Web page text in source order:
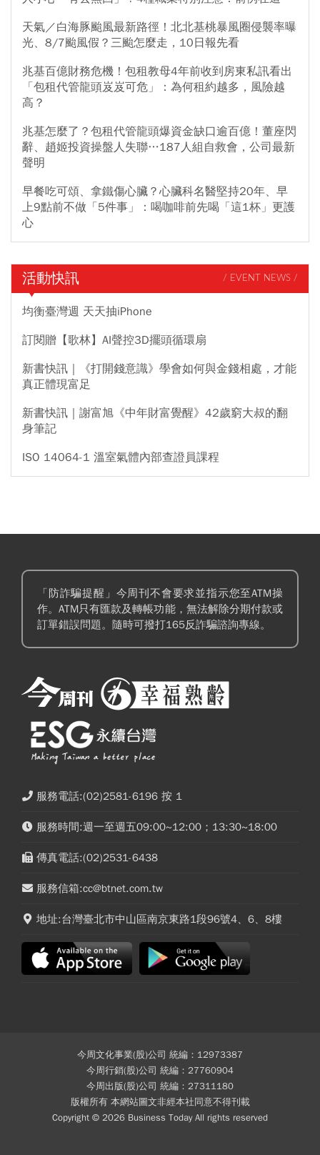
天氣／白海豚颱風最新路徑！北北基桃暴風圈侵襲率曝
光、8/7颱風假？三颱怎麼走，10日報先看
兆基百億財務危機！包租教母4年前收到房東私訊看出
「包租代管龍頭岌岌可危」：為何租約越多，風險越
高？
兆基怎麼了？包租代管龍頭爆資金缺口逾百億！董座閃
辭、趙姬投資操盤人失聯…187人組自救會，公司最新
聲明
早餐吃可頌、拿鐵傷心臟？心臟科名醫堅持20年、早
上9點前不做「5件事」：喝咖啡前先喝「這1杯」更護
心
活動快訊 / EVENT NEWS /
均衡臺灣週 天天抽iPhone
訂閱贈【歌林】AI聲控3D擺頭循環扇
新書快訊｜《打開錢意識》學會如何與金錢相處，才能
真正體現富足
新書快訊｜謝富旭《中年財富覺醒》42歲窮大叔的翻
身筆記
ISO 14064-1 溫室氣體內部查證員課程
「防詐騙提醒」今周刊不會要求並指示您至ATM操
作。ATM只有匯款及轉帳功能，無法解除分期付款或
訂單錯誤問題。隨時可撥打165反詐騙諮詢專線。
服務電話:(02)2581-6196 按 1
服務時間:週一至週五09:00~12:00；13:30~18:00
傳真電話:(02)2531-6438
服務信箱:cc@btnet.com.tw
地址:台灣臺北市中山區南京東路1段96號4、6、8樓
今周文化事業(股)公司 統編：12973387
今周行銷(股)公司 統編：27760904
今周出版(股)公司 統編：27311180
版權所有 本網站圖文非經本社同意不得刊載
Copyright © 2026 Business Today All rights reserved